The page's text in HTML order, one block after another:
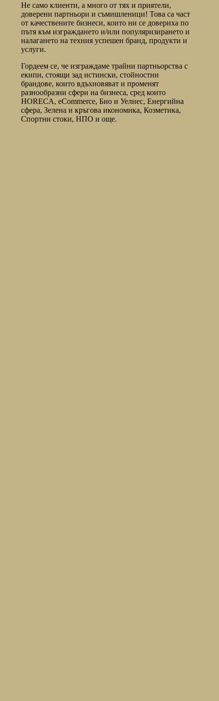
Не само клиенти, а много от тях и приятели,
доверени партньори и съмишленици! Това са част
от качествените бизнеси, които ни се довериха по
пътя към изграждането и/или популяризирането и
налагането на техния успешен бранд, продукти и
услуги.
Гордеем се, че изграждаме трайни партньорства с
екипи, стоящи зад истински, стойностни
брандове, които вдъхновяват и променят
разнообразни сфери на бизнеса, сред които
HORECA, еCommerce, Био и Уелнес, Енергийна
сфера, Зелена и кръгова икономика, Козметика,
Спортни стоки, НПО и още.